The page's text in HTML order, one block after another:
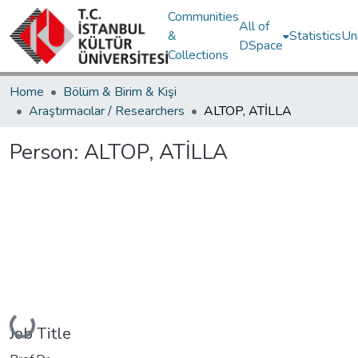
Communities
&
Collections
All of
DSpace
Statistics
Home
Bölüm & Birim & Kişi
Araştırmacılar / Researchers
ALTOP, ATİLLA
Person: ALTOP, ATİLLA
Loading...
Job Title